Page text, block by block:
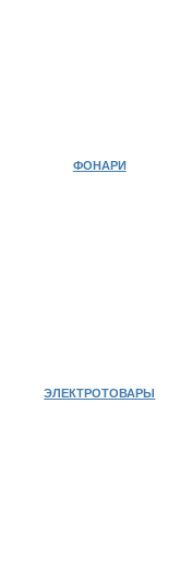
ФОНАРИ
ЭЛЕКТРОТОВАРЫ